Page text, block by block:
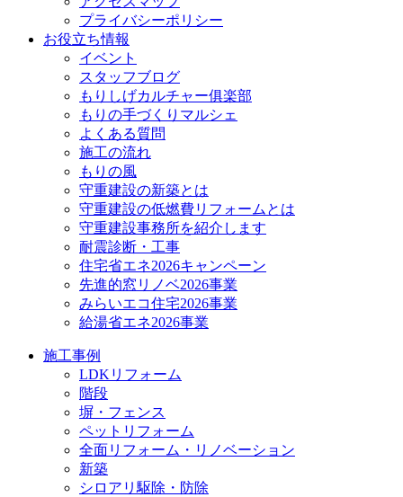
プライバシーポリシー
お役立ち情報
イベント
スタッフブログ
もりしげカルチャー俱楽部
もりの手づくりマルシェ
よくある質問
施工の流れ
もりの風
守重建設の新築とは
守重建設の低燃費リフォームとは
守重建設事務所を紹介します
耐震診断・工事
住宅省エネ2026キャンペーン
先進的窓リノベ2026事業
みらいエコ住宅2026事業
給湯省エネ2026事業
施工事例
LDKリフォーム
階段
塀・フェンス
ペットリフォーム
全面リフォーム・リノベーション
新築
シロアリ駆除・防除